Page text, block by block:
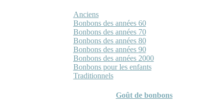
Anciens
Bonbons des années 60
Bonbons des années 70
Bonbons des années 80
Bonbons des années 90
Bonbons des années 2000
Bonbons pour les enfants
Traditionnels
Goût de bonbons